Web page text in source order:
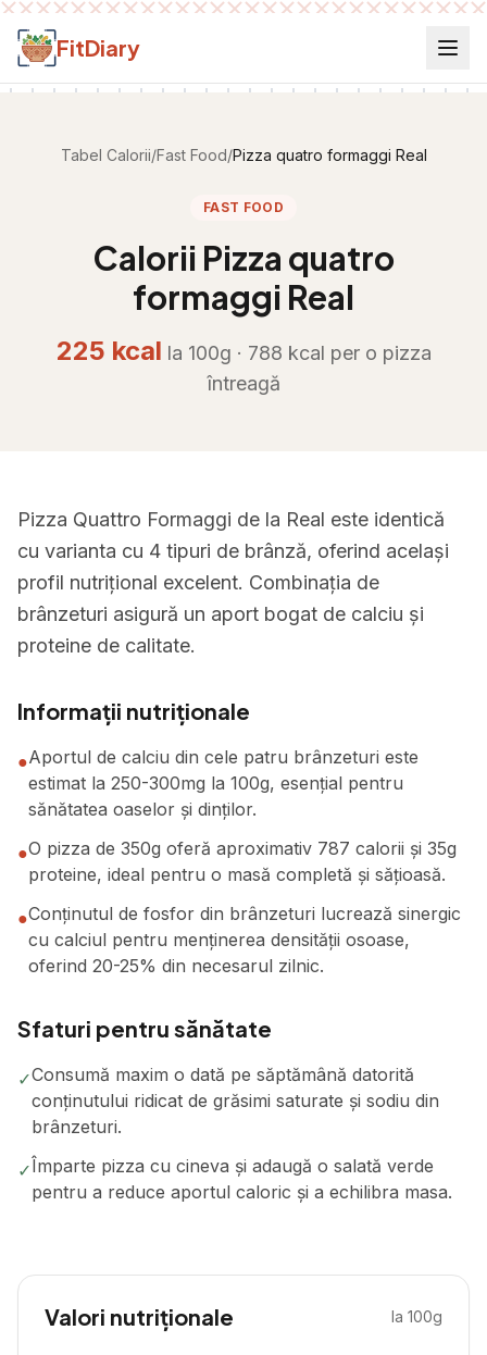
Salt la conținut
FitDiary
Tabel Calorii/Fast Food/Pizza quatro formaggi Real
FAST FOOD
Calorii Pizza quatro
formaggi Real
225 kcal la 100g · 788 kcal per o pizza
întreagă
Pizza Quattro Formaggi de la Real este identică
cu varianta cu 4 tipuri de brânză, oferind același
profil nutrițional excelent. Combinația de
brânzeturi asigură un aport bogat de calciu și
proteine de calitate.
Informații nutriționale
●Aportul de calciu din cele patru brânzeturi este
estimat la 250-300mg la 100g, esențial pentru
sănătatea oaselor și dinților.
●O pizza de 350g oferă aproximativ 787 calorii și 35g
proteine, ideal pentru o masă completă și sățioasă.
●Conținutul de fosfor din brânzeturi lucrează sinergic
cu calciul pentru menținerea densității osoase,
oferind 20-25% din necesarul zilnic.
Sfaturi pentru sănătate
✓Consumă maxim o dată pe săptămână datorită
conținutului ridicat de grăsimi saturate și sodiu din
brânzeturi.
✓Împarte pizza cu cineva și adaugă o salată verde
pentru a reduce aportul caloric și a echilibra masa.
Valori nutriționale la 100g